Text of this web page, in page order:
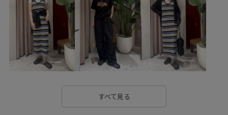
ナイロン バルーンシルエット フィット感
フェミニン ボリューム感 ミニマル モダン
ロングシーズン ワンピース 内ポケット 快適
手編み 抜け感 着脱しやすい 薄手
すべて見る